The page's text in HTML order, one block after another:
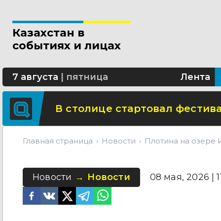
Казахстан в
событиях и лицах
7 августа пятница Лента
В Алматы благоустраивают
Сколько стоит собрать
В столице стартовал
Главная страница Новости Плотина на озере
Новости Новости 08 мая, 2026 |